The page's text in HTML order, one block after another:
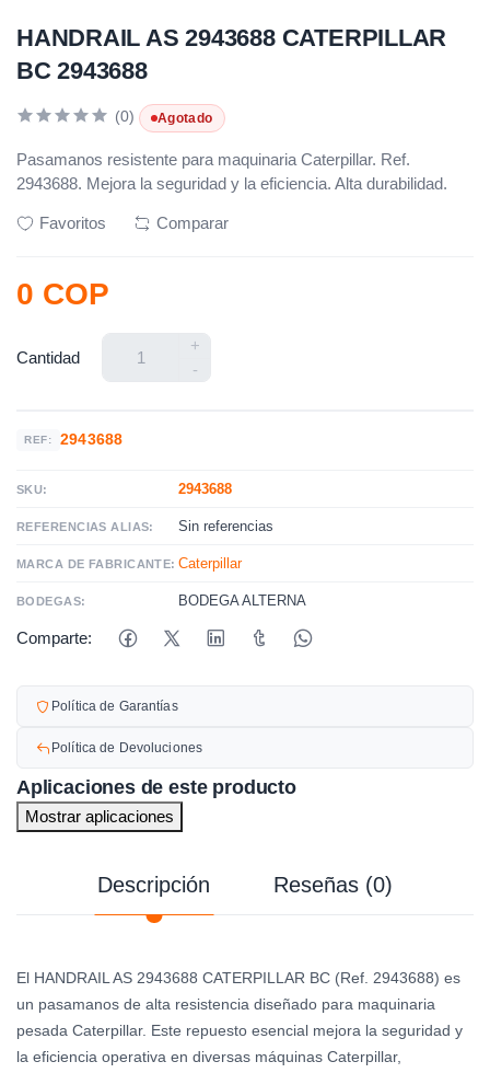
HANDRAIL AS 2943688 CATERPILLAR
BC 2943688
(0) Agotado
Pasamanos resistente para maquinaria Caterpillar. Ref.
2943688. Mejora la seguridad y la eficiencia. Alta durabilidad.
Favoritos Comparar
0 COP
Cantidad
+
-
REF: 2943688
SKU: 2943688
REFERENCIAS ALIAS: Sin referencias
MARCA DE FABRICANTE: Caterpillar
BODEGAS: BODEGA ALTERNA
Comparte:
Política de Garantías
Política de Devoluciones
Aplicaciones de este producto
Mostrar aplicaciones
Descripción Reseñas (0)
El HANDRAIL AS 2943688 CATERPILLAR BC (Ref. 2943688) es
un pasamanos de alta resistencia diseñado para maquinaria
pesada Caterpillar. Este repuesto esencial mejora la seguridad y
la eficiencia operativa en diversas máquinas Caterpillar,